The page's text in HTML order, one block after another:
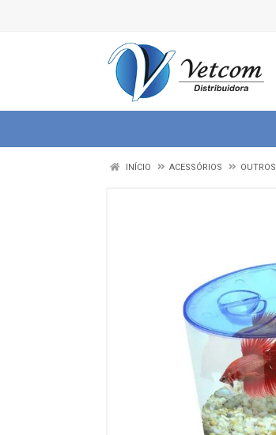
INÍCIO ACESSÓRIOS OUTROS